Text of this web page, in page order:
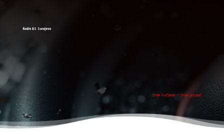
Radio AS Sarajevo
tvoj ritam - tvoj grad